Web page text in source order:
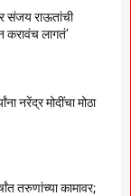
संजय राऊतांची
करावंच लागतं’
नरेंद्र मोदींचा मोठा
तरुणांच्या कामावर;